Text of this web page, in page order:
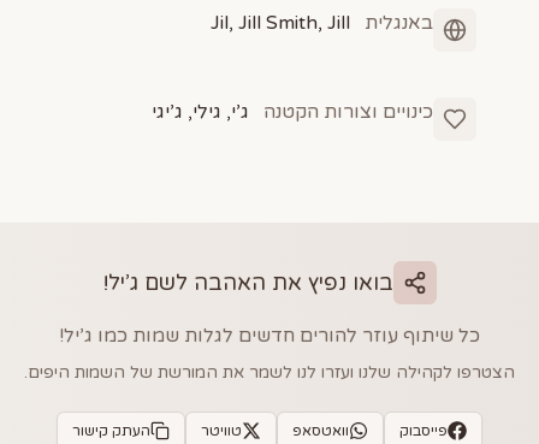
באנגלית Jil, Jill Smith, Jill
כינויים וצורות הקטנה ג’י, גילי, ג’יגי
בואו נפיץ את האהבה לשם ג’יל!
כל שיתוף עוזר להורים חדשים לגלות שמות כמו ג’יל!
הצטרפו לקהילה שלנו ועזרו לנו לשמר את המורשת של השמות היפים.
פייסבוק וואטסאפ טוויטר העתק קישור